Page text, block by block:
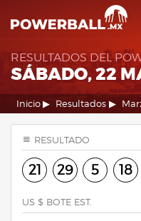
RESULTADOS DEL
SÁBADO, 22
Inicio Resultados
RESULTADO
21 29 5 18
US $ BOTE EST.